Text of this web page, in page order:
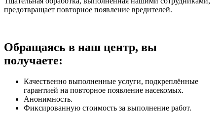
предотвращает повторное появление вредителей.
Обращаясь в наш центр, вы
получаете:
Качественно выполненные услуги, подкреплённые
гарантией на повторное появление насекомых.
Анонимность.
Фиксированную стоимость за выполнение работ.